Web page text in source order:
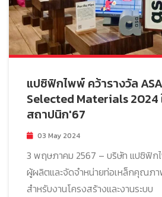
แปซิฟิกไพพ์ คว้ารางวัล
Selected Materials 2024
สถาปนิก'67
03 May 2024
3 พฤษภาคม 2567 – บริษัท แปซิฟิก
ผู้ผลิตและจัดจำหน่ายท่อเหล็กคุณภ
สำหรับงานโครงสร้างและงานระบบ